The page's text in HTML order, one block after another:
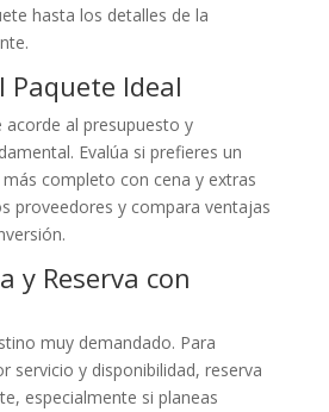
hasta los detalles de la
Paquete Ideal
acorde al presupuesto y
Evalúa si prefieres un
completo con cena y extras
proveedores y compara ventajas
y Reserva con
muy demandado. Para
servicio y disponibilidad, reserva
especialmente si planeas